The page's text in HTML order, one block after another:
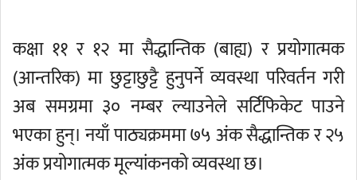
कक्षा ११ र १२ मा सैद्धान्तिक (बाह्य) र प्रयोगात्मक
(आन्तरिक) मा छुट्टाछुट्टै हुनुपर्ने व्यवस्था परिवर्तन गरी
अब समग्रमा ३० नम्बर ल्याउनेले सर्टिफिकेट पाउने
भएका हुन्। नयाँ पाठ्यक्रममा ७५ अंक सैद्धान्तिक र २५
अंक प्रयोगात्मक मूल्यांकनको व्यवस्था छ।